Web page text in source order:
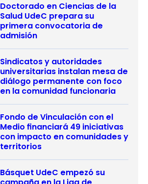
Doctorado en Ciencias de la
Salud UdeC prepara su
primera convocatoria de
admisión
Sindicatos y autoridades
universitarias instalan mesa de
diálogo permanente con foco
en la comunidad funcionaria
Fondo de Vinculación con el
Medio financiará 49 iniciativas
con impacto en comunidades y
territorios
Básquet UdeC empezó su